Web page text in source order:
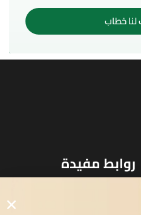
لنا خطاب
روابط مفيدة